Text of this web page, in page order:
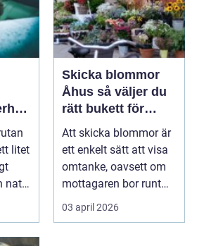
litet
natt,
Skicka blommor
Åhus så väljer du
rätt bukett för
varje tillfälle
Att skicka blommor är
ett enkelt sätt att visa
omtanke, oavsett om
mottagaren bor runt
hörnet eller ...
03 april 2026